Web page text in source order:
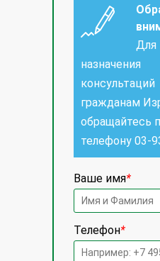
Для
назначения
консультаций
гражданам
обращайтесь
телефону 03-
Ваше имя*
Телефон*